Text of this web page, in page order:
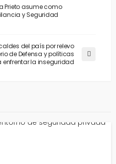
Prieto asume como
y Seguridad
del país por relevo
de Defensa y políticas
la inseguridad